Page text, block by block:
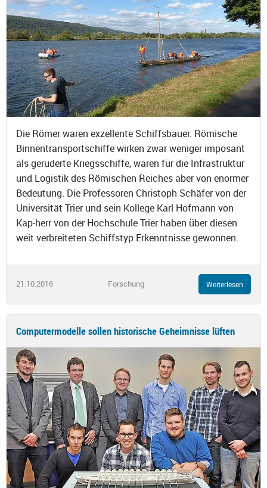
Die Römer waren exzellente Schiffsbauer. Römische
Binnentransportschiffe wirken zwar weniger imposant
als geruderte Kriegsschiffe, waren für die Infrastruktur
und Logistik des Römischen Reiches aber von enormer
Bedeutung. Die Professoren Christoph Schäfer von der
Universität Trier und sein Kollege Karl Hofmann von
Kap-herr von der Hochschule Trier haben über diesen
weit verbreiteten Schiffstyp Erkenntnisse gewonnen.
21.10.2016 Forschung Weiterlesen
Computermodelle sollen historische Geheimnisse lüften